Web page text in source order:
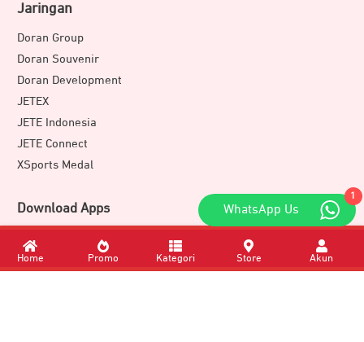
Jaringan
Doran Group
Doran Souvenir
Doran Development
JETEX
JETE Indonesia
JETE Connect
XSports Medal
Download Apps
1
WhatsApp Us
Home Promo Kategori Store Akun